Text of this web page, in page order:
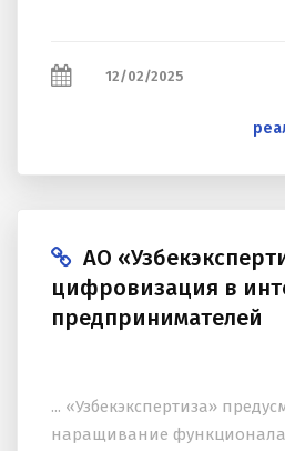
12/02/2025
АО
цифровизация в
предпринимателей
... «Узбекэкспертиза»
наращивание